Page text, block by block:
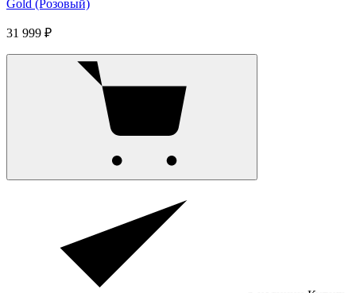
Gold (Розовый)
31 999 ₽